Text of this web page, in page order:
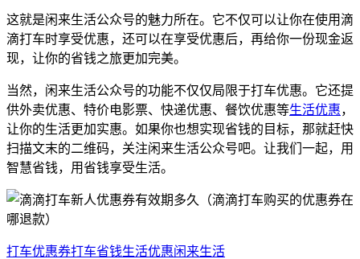
这就是闲来生活公众号的魅力所在。它不仅可以让你在使用滴
滴打车时享受优惠，还可以在享受优惠后，再给你一份现金返
现，让你的省钱之旅更加完美。
当然，闲来生活公众号的功能不仅仅局限于打车优惠。它还提
供外卖优惠、特价电影票、快递优惠、餐饮优惠等生活优惠，
让你的生活更加实惠。如果你也想实现省钱的目标，那就赶快
扫描文末的二维码，关注闲来生活公众号吧。让我们一起，用
智慧省钱，用省钱享受生活。
打车优惠券打车省钱生活优惠闲来生活